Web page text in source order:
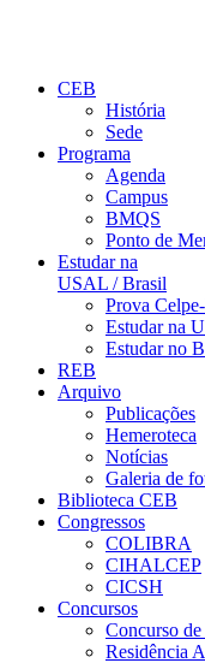
CEB
História
Sede
Programa
Agenda
Campus
BMQS
Ponto de
Estudar na
USAL / Brasil
Prova
Estudar na
Estudar no
REB
Arquivo
Publicações
Hemeroteca
Notícias
Galeria de
Biblioteca CEB
Congressos
COLIBRA
CIHALCEP
CICSH
Concursos
Concurso
Residência